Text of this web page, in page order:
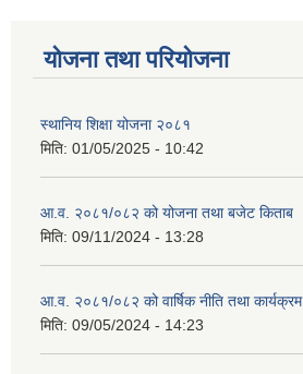
योजना तथा परियोजना
स्थानिय शिक्षा योजना २०८१
मिति: 01/05/2025 - 10:42
आ.व. २०८१/०८२ को योजना तथा बजेट किताब
मिति: 09/11/2024 - 13:28
आ.व. २०८१/०८२ को वार्षिक नीति तथा कार्यक्रम
मिति: 09/05/2024 - 14:23